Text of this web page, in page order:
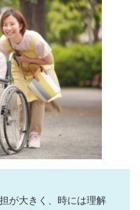
が大きく、時には理解